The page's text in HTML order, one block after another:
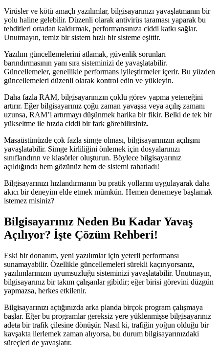
Virüsler ve kötü amaçlı yazılımlar, bilgisayarınızı yavaşlatmanın bir
yolu haline gelebilir. Düzenli olarak antivirüs taraması yaparak bu
tehditleri ortadan kaldırmak, performansınıza ciddi katkı sağlar.
Unutmayın, temiz bir sistem hızlı bir sisteme eşittir.
Yazılım güncellemelerini atlamak, güvenlik sorunları
barındırmasının yanı sıra sisteminizi de yavaşlatabilir.
Güncellemeler, genellikle performans iyileştirmeler içerir. Bu yüzden
güncellemeleri düzenli olarak kontrol edin ve yükleyin.
Daha fazla RAM, bilgisayarınızın çoklu görev yapma yeteneğini
artırır. Eğer bilgisayarınız çoğu zaman yavaşsa veya açılış zamanı
uzunsa, RAM’i artırmayı düşünmek harika bir fikir. Belki de tek bir
yükseltme ile hızda ciddi bir fark görebilirsiniz.
Masaüstünüzde çok fazla simge olması, bilgisayarınızın açılışını
yavaşlatabilir. Simge kirliliğini önlemek için dosyalarınızı
sınıflandırın ve klasörler oluşturun. Böylece bilgisayarınız
açıldığında hem gözünüz hem de sistemi rahatladı!
Bilgisayarınızı hızlandırmanın bu pratik yollarını uygulayarak daha
akıcı bir deneyim elde etmek mümkün. Hemen denemeye başlamak
istemez misiniz?
Bilgisayarınız Neden Bu Kadar Yavaş
Açılıyor? İşte Çözüm Rehberi!
Eski bir donanım, yeni yazılımlar için yeterli performansı
sunamayabilir. Özellikle güncellemeleri sürekli kaçırıyorsanız,
yazılımlarınızın uyumsuzluğu sisteminizi yavaşlatabilir. Unutmayın,
bilgisayarınız bir takım çalışanlar gibidir; eğer birisi görevini düzgün
yapmazsa, herkes etkilenir.
Bilgisayarınızı açtığınızda arka planda birçok program çalışmaya
başlar. Eğer bu programlar gereksiz yere yüklenmişse bilgisayarınız
adeta bir trafik çilesine dönüşür. Nasıl ki, trafiğin yoğun olduğu bir
kavşakta ilerlemek zaman alıyorsa, bu durum bilgisayarınızdaki
süreçleri de yavaşlatır.